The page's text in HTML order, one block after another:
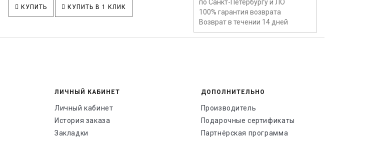
КУПИТЬ КУПИТЬ В 1 КЛИК
по Санкт-Петербургу и ЛО
100% гарантия возврата
Возврат в течении 14 дней
ЛИЧНЫЙ КАБИНЕТ
Личный кабинет
История заказа
Закладки
ДОПОЛНИТЕЛЬНО
Производитель
Подарочные сертификаты
Партнёрская программа